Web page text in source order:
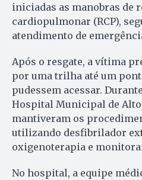
iniciadas as manobras de
cardiopulmonar (RCP),
atendimento de
Após o resgate, a vítima
por uma trilha até um
pudessem acessar.
Hospital Municipal de Alto
mantiveram os
utilizando desfibrilador
oxigenoterapia e
No hospital, a equipe